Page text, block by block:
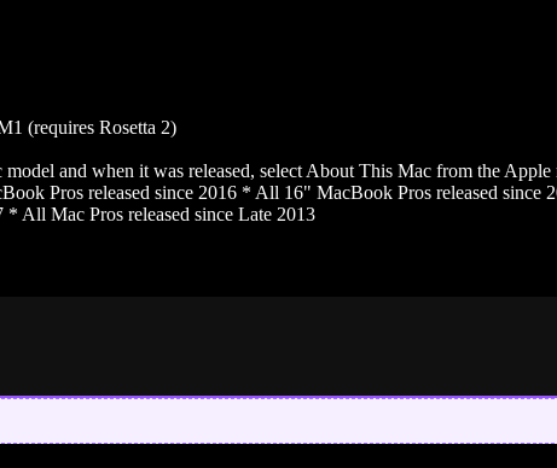
(requires Rosetta 2)
and when it was released, select About This Mac from the
Pros released since 2016 * All 16" MacBook Pros released since
All Mac Pros released since Late 2013